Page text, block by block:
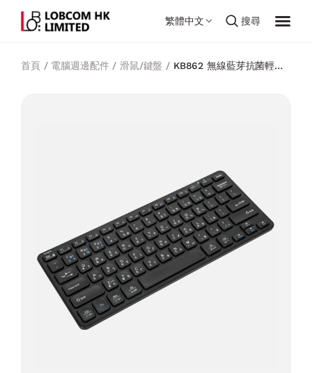
繁體中文 搜尋
首頁/ 電腦週邊配件/滑鼠/鍵盤 / KB862 無線藍芽抗菌輕巧